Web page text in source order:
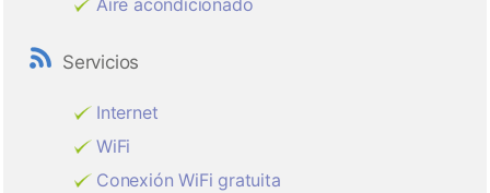
Aire acondicionado
Servicios
Internet
WiFi
Conexión WiFi gratuita